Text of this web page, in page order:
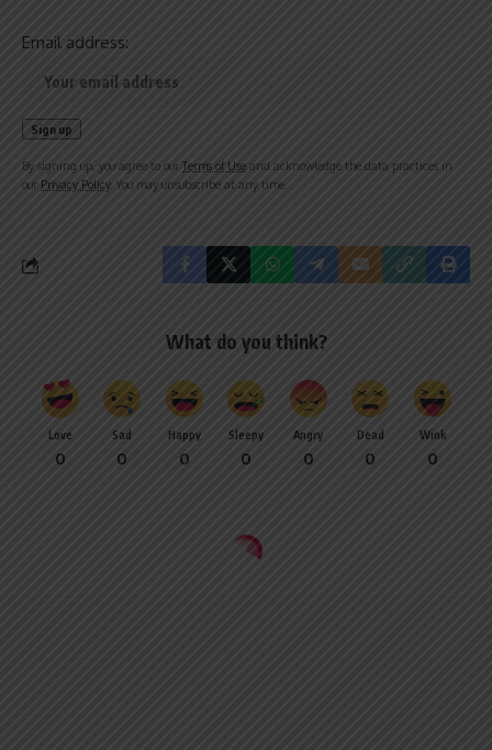
Email address:
By signing up, you agree to our Terms of Use and acknowledge the data practices in
our Privacy Policy. You may unsubscribe at any time.
What do you think?
Love
0
Sad
0
Happy
0
Sleepy
0
Angry
0
Dead
0
Wink
0